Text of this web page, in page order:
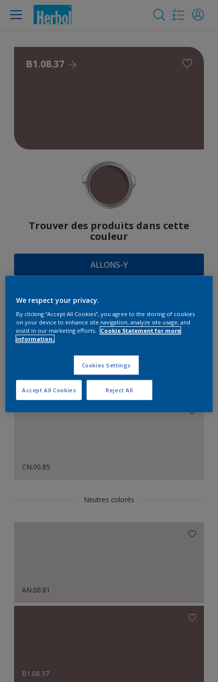
B1.08.37
Trouver des produits dans cette
couleur
ALLONS-Y
SUGGESTIONS
D'HARMONIES
Le Blanc Parfait
CN.00.85
Neutres colorés
AN.00.81
B1.08.37
We respect your privacy.
By clicking “Accept All Cookies”, you agree to the storing of cookies
on your device to enhance site navigation, analyze site usage, and
assist in our marketing efforts.
Cookie Statement for more
information.
Cookies Settings
Reject All
Accept All Cookies